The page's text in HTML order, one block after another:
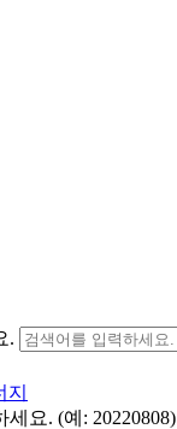
.
요. (예: 20220808)